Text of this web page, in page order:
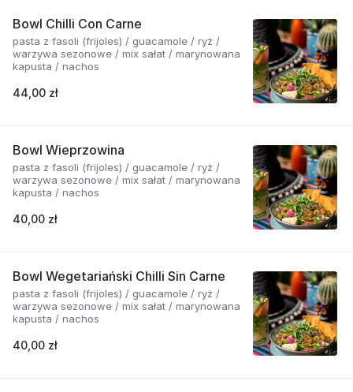
Bowl Chilli Con Carne
pasta z fasoli (frijoles) / guacamole / ryż /
warzywa sezonowe / mix sałat / marynowana
kapusta / nachos
44,00 zł
Bowl Wieprzowina
pasta z fasoli (frijoles) / guacamole / ryż /
warzywa sezonowe / mix sałat / marynowana
kapusta / nachos
40,00 zł
Bowl Wegetariański Chilli Sin Carne
pasta z fasoli (frijoles) / guacamole / ryż /
warzywa sezonowe / mix sałat / marynowana
kapusta / nachos
40,00 zł